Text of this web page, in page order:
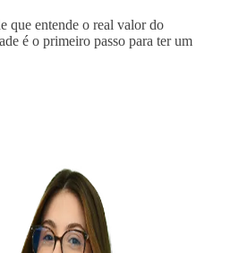
que entende o real valor do
é o primeiro passo para ter um